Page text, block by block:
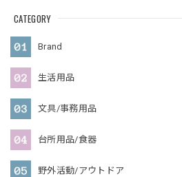
CATEGORY
Brand
生活用品
文具/事務用品
台所用品/食器
野外活動/アウトドア